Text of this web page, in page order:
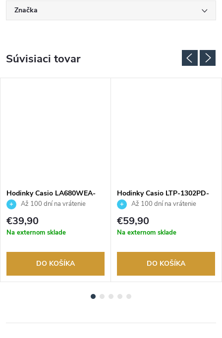
Značka
Súvisiaci tovar
Hodinky Casio LA680WEA-
7EF Až 100 dní na vrátenie
tovaru. Autorizovaný predajca.
€39,90
Na externom sklade
DO KOŠÍKA
Hodinky Casio LTP-1302PD-
1A1VEGAž 100 dní na vrátenie
tovaru. Autorizovaný predajca.
€59,90
Na externom sklade
DO KOŠÍKA